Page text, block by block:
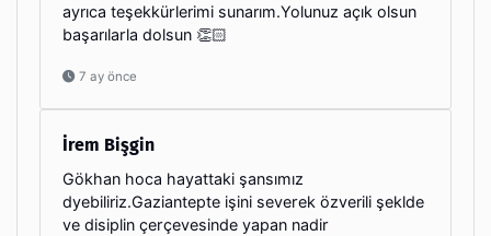
ayrıca teşekkürlerimi sunarım.Yolunuz açık olsun
başarılarla dolsun 👏🏻
7 ay önce
İrem Bişgin
Gökhan hoca hayattaki şansımız
dyebiliriz.Gaziantepte işini severek özverili şeklde
ve disiplin çerçevesinde yapan nadir